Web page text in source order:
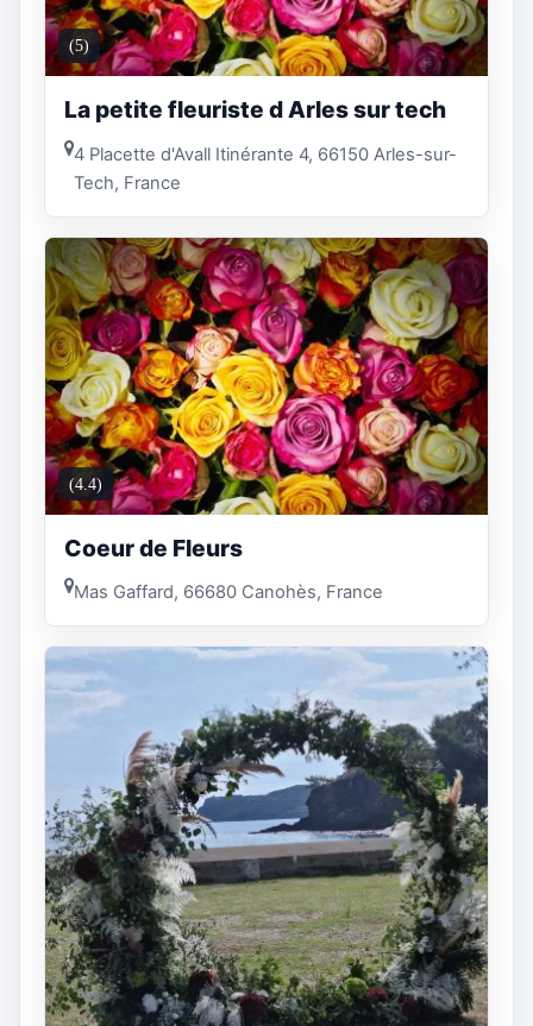
(5)
La petite fleuriste d Arles sur tech
4 Placette d'Avall Itinérante 4, 66150 Arles-sur-
Tech, France
(4.4)
Coeur de Fleurs
Mas Gaffard, 66680 Canohès, France